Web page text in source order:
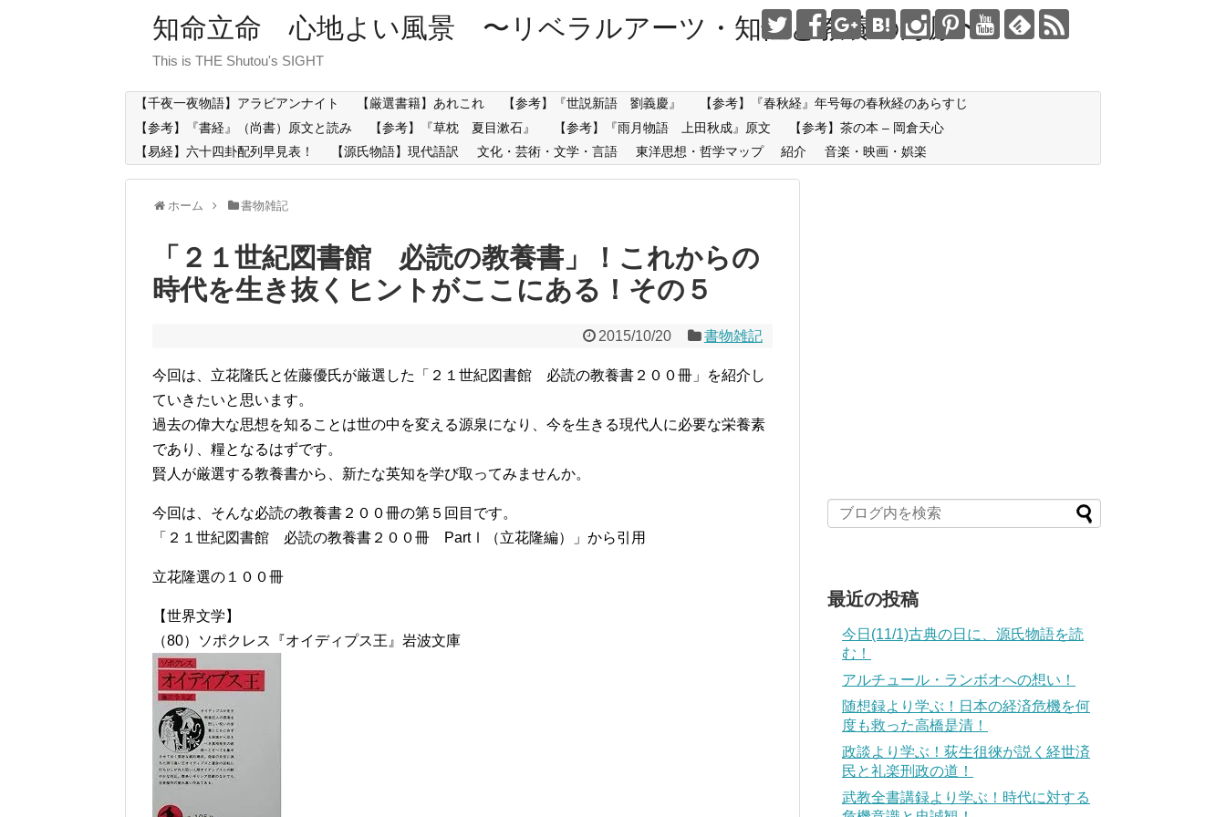
知命立命 心地よい風景 〜リベラルアーツ・知性と教養の海原〜
This is THE Shutou's SIGHT
【千夜一夜物語】アラビアンナイト 【厳選書籍】あれこれ 【参考】『世説新語 劉義慶』
【参考】『春秋経』年号毎の春秋経のあらすじ
【参考】『書経』（尚書）原文と読み
【参考】『草枕 夏目漱石』 【参考】『雨月物語 上田秋成』原文
【参考】茶の本 – 岡倉天心
【易経】六十四卦配列早見表！
【源氏物語】現代語訳 文化・芸術・文学・言語 東洋思想・哲学マップ 紹介 音楽・映画・娯楽
ホーム 書物雑記
「２１世紀図書館 必読の教養書」！これからの
時代を生き抜くヒントがここにある！その５
2015/10/20 書物雑記
今回は、立花隆氏と佐藤優氏が厳選した「２１世紀図書館 必読の教養書２００冊」を紹介し
ていきたいと思います。
過去の偉大な思想を知ることは世の中を変える源泉になり、今を生きる現代人に必要な栄養素
であり、糧となるはずです。
賢人が厳選する教養書から、新たな英知を学び取ってみませんか。
今回は、そんな必読の教養書２００冊の第５回目です。
「２１世紀図書館 必読の教養書２００冊 PartⅠ（立花隆編）」から引用
立花隆選の１００冊
【世界文学】
（80）ソポクレス『オイディプス王』岩波文庫
最近の投稿
今日(11/1)古典の日に、源氏物語を読
む！
アルチュール・ランボオへの想い！
随想録より学ぶ！日本の経済危機を何
度も救った高橋是清！
政談より学ぶ！荻生徂徠が説く経世済
民と礼楽刑政の道！
武教全書講録より学ぶ！時代に対する